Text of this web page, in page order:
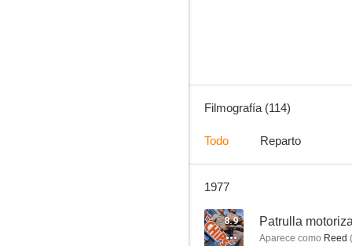
Filmografía (114)
Todo Reparto
1977
8.9 Patrulla
Aparece como Reed (